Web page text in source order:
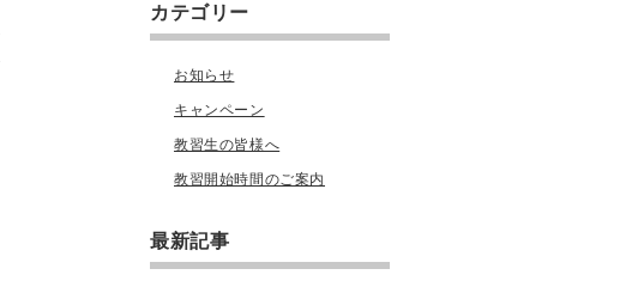
カテゴリー
お知らせ
キャンペーン
教習生の皆様へ
教習開始時間のご案内
最新記事